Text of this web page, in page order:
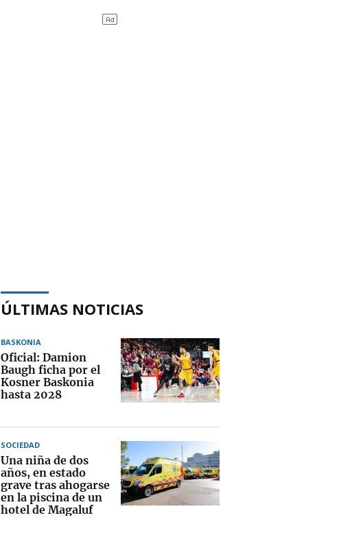
ÚLTIMAS NOTICIAS
BASKONIA
Oficial: Damion
Baugh ficha por el
Kosner Baskonia
hasta 2028
SOCIEDAD
Una niña de dos
años, en estado
grave tras ahogarse
en la piscina de un
hotel de Magaluf